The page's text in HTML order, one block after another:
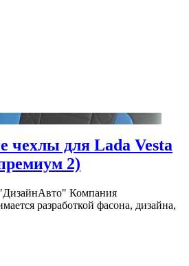
чехлы для Lada Vesta
2)
Компания
разработкой фасона, дизайна,